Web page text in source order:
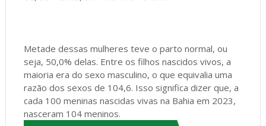
Metade dessas mulheres teve o parto normal, ou
seja, 50,0% delas. Entre os filhos nascidos vivos, a
maioria era do sexo masculino, o que equivalia uma
razão dos sexos de 104,6. Isso significa dizer que, a
cada 100 meninas nascidas vivas na Bahia em 2023,
nasceram 104 meninos.